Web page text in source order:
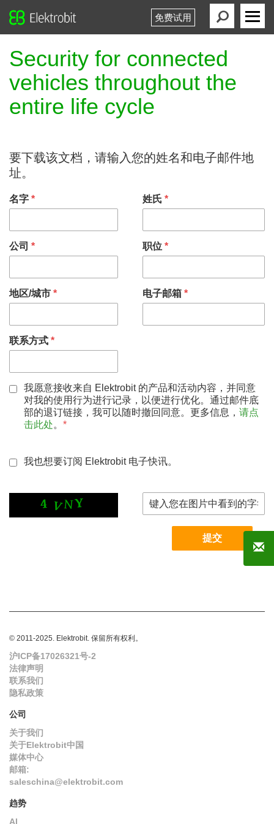
免费试用
Elektrobit
Primary
Security for connected
vehicles throughout the
entire life cycle
要下载该文档，请输入您的姓名和电子邮件地
址。
名字 * 姓氏 *
公司 * 职位 *
地区/城市 * 电子邮箱 *
联系方式 *
我愿意接收来自 Elektrobit 的产品和活动内容，并同意
对我的使用行为进行记录，以便进行优化。通过邮件底
部的退订链接，我可以随时撤回同意。更多信息， 请点
击此处。 *
我也想要订阅 Elektrobit 电子快讯。
© 2011-2025. Elektrobit. 保留所有权利。
沪ICP备17026321号-2
法律声明
联系我们
隐私政策
公司
关于我们
关于Elektrobit中国
媒体中心
邮箱:
saleschina@elektrobit.com
趋势
AI